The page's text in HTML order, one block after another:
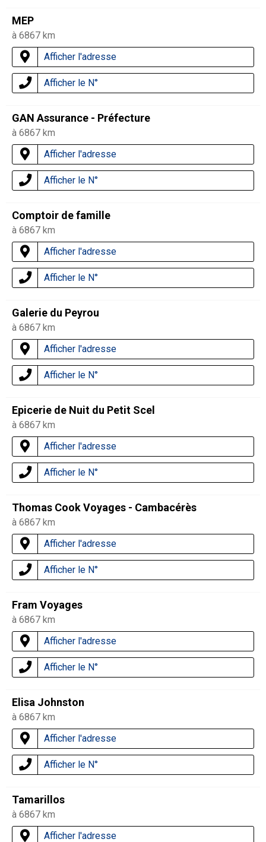
MEP
à 6867 km
Afficher l'adresse
Afficher le N°
GAN Assurance - Préfecture
à 6867 km
Afficher l'adresse
Afficher le N°
Comptoir de famille
à 6867 km
Afficher l'adresse
Afficher le N°
Galerie du Peyrou
à 6867 km
Afficher l'adresse
Afficher le N°
Epicerie de Nuit du Petit Scel
à 6867 km
Afficher l'adresse
Afficher le N°
Thomas Cook Voyages - Cambacérès
à 6867 km
Afficher l'adresse
Afficher le N°
Fram Voyages
à 6867 km
Afficher l'adresse
Afficher le N°
Elisa Johnston
à 6867 km
Afficher l'adresse
Afficher le N°
Tamarillos
à 6867 km
Afficher l'adresse